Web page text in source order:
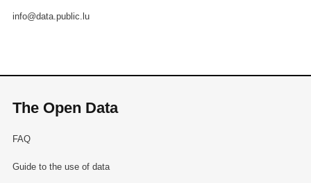
info@data.public.lu
The Open Data
FAQ
Guide to the use of data